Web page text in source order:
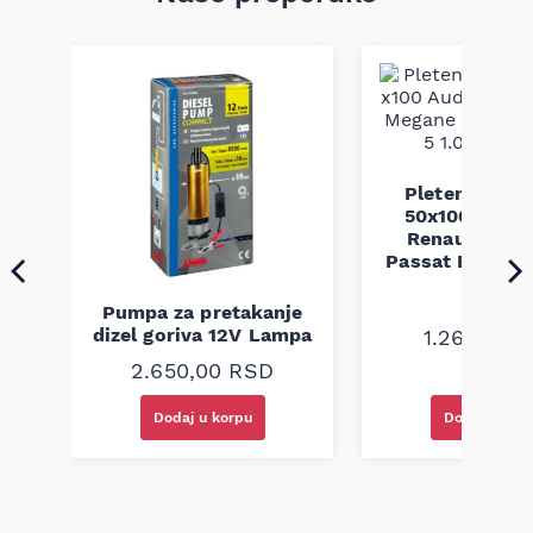
Pumpa za pretakanje
dizel goriva 12V Lampa
2.650,00 RSD
Dodaj u korpu
Pletenica
50x100 Audi
Renault
Passat B5
94-08
1.260,00
Dodaj u